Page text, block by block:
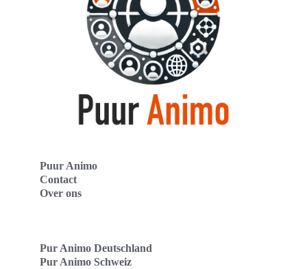
Puur Animo
Contact
Over ons
Pur Animo Deutschland
Pur Animo Schweiz